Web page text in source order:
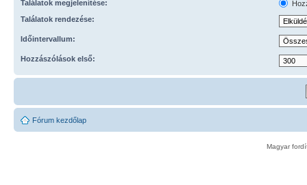
Találatok megjelenítése:
Találatok rendezése:
Időintervallum:
Hozzászólások első:
Fórum kezdőlap
Magyar